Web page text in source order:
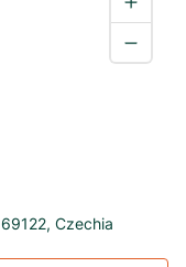
69122, Czechia